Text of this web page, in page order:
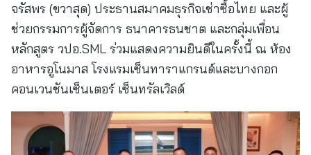
จรัสพร (ขวาสุด) ประธานสมาคมธุรกิจเช่าซื้อไทย และผู้
ช่วยกรรมการผู้จัดการ ธนาคารธนชาต และกลุ่มเพื่อน
หลักสูตร วปอ.SML ร่วมแสดงความยินดีในครั้งนี้ ณ ห้อง
อาหารอูโนมาส โรงแรมเซ็นทาราแกรนด์และบางกอก
คอนเวนชันเซ็นเตอร์ เซ็นทรัลเวิลด์